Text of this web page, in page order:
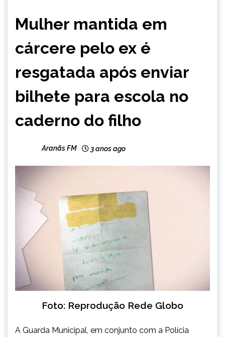
GERAIS
Mulher mantida em
cárcere pelo ex é
resgatada após enviar
bilhete para escola no
caderno do filho
Aranãs FM 3 anos ago
Foto: Reprodução Rede Globo
A Guarda Municipal, em conjunto com a Polícia